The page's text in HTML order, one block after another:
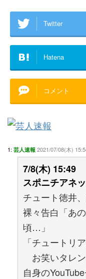
Twitter
Hatena
コメント
1: 芸人速報 2021/07/08(木)
7/8(木) 15:49
スポニチアネ
チュート徳井
裸々告白「あ
頃…」
「チュートリ
お笑いタレン
自身の